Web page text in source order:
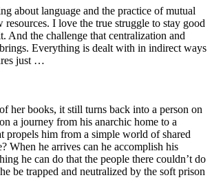
about language and the practice of mutual
I love the true struggle to stay good
And the challenge that centralization and
Everything is dealt with in indirect ways
just …
her books, it still turns back into a person on
a journey from his anarchic home to a
propels him from a simple world of shared
When he arrives can he accomplish his
he can do that the people there couldn’t do
be trapped and neutralized by the soft prison